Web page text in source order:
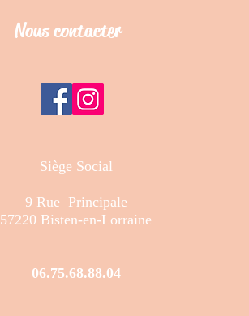
Nous contacter
Siège Social
9 Rue Principale
57220 Bisten-en-Lorraine
06.75.68.88.04